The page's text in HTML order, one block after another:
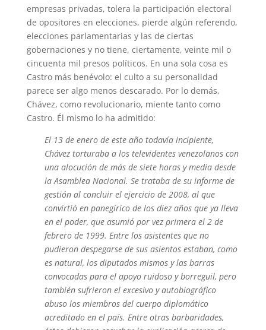
empresas privadas, tolera la participación electoral
de opositores en elecciones, pierde algún referendo,
elecciones parlamentarias y las de ciertas
gobernaciones y no tiene, ciertamente, veinte mil o
cincuenta mil presos políticos. En una sola cosa es
Castro más benévolo: el culto a su personalidad
parece ser algo menos descarado. Por lo demás,
Chávez, como revolucionario, miente tanto como
Castro. Él mismo lo ha admitido:
El 13 de enero de este año todavía incipiente,
Chávez torturaba a los televidentes venezolanos con
una alocución de más de siete horas y media desde
la Asamblea Nacional. Se trataba de su informe de
gestión al concluir el ejercicio de 2008, al que
convirtió en panegírico de los diez años que ya lleva
en el poder, que asumió por vez primera el 2 de
febrero de 1999. Entre los asistentes que no
pudieron despegarse de sus asientos estaban, como
es natural, los diputados mismos y las barras
convocadas para el apoyo ruidoso y borreguil, pero
también sufrieron el excesivo y autobiográfico
abuso los miembros del cuerpo diplomático
acreditado en el país. Entre otras barbaridades,